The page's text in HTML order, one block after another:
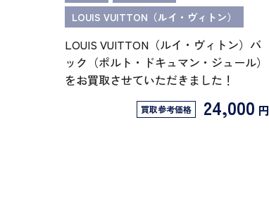
LOUIS VUITTON（ルイ・ヴィトン）
LOUIS VUITTON（ルイ・ヴィトン）バ
ック（ポルト・ドキュマン・ジュール）
をお買取させていただきました！
買取参考価格 24,000 円